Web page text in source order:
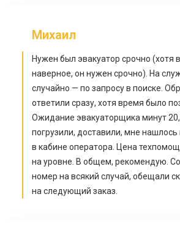
Михаил
Нужен был эвакуатор срочно (хотя
наверное, он нужен срочно). На
случайно — по запросу в поиске.
ответили сразу, хотя время было
Ожидание эвакуаторщика минут
погрузили, доставили, мне нашлось
в кабине оператора. Цена
на уровне. В общем, рекомендую.
номер на всякий случай, обещали
на следующий заказ.